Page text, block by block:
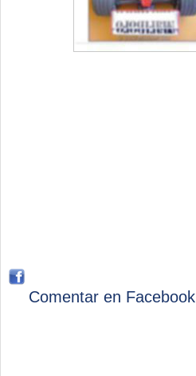
Comentar en Facebook